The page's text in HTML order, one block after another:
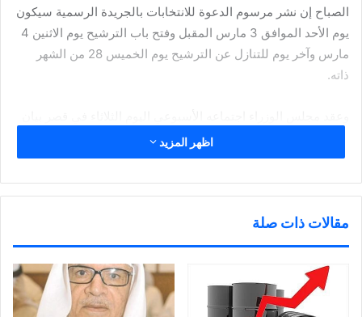
الصباح إن نشر مرسوم الدعوة للانتخابات بالجريدة الرسمية سيكون
يوم الأحد الموافق 3 مارس المقبل وفتح باب الترشيح يوم الاثنين 4
مارس وآخر يوم للتنازل عن الترشيح يوم الخميس 28 من الشهر
ذاته.
برئاسة سمو رئيس مجلس الوزراء الشيخ الدكتور محمد صباح
السالم الصباح.
اظهر المزيد
مقالات ذات صلة